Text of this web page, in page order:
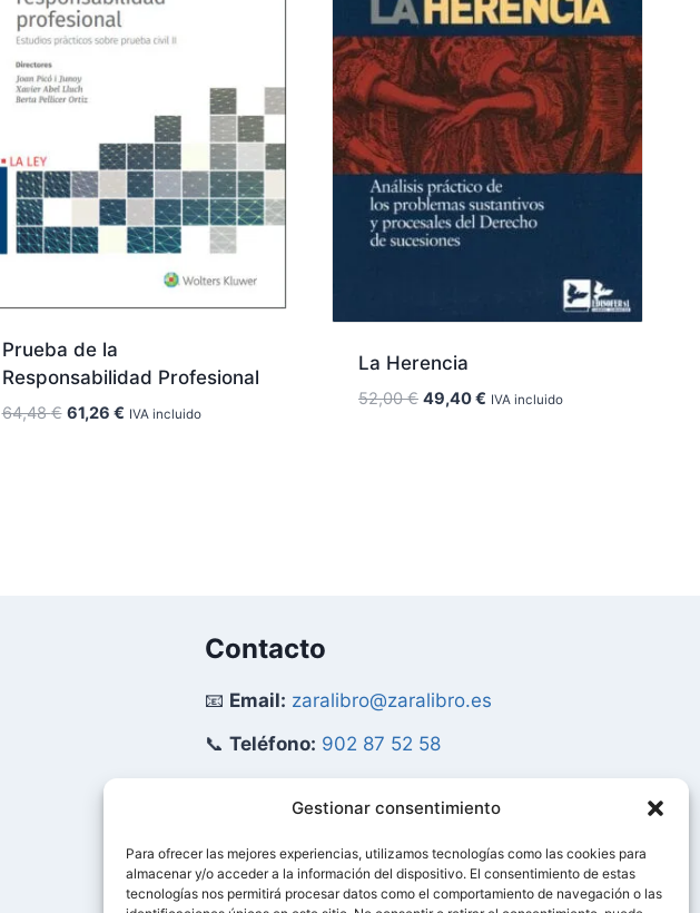
Gestionar consentimiento
Para ofrecer las mejores experiencias, utilizamos tecnologías como las cookies para
almacenar y/o acceder a la información del dispositivo. El consentimiento de estas
tecnologías nos permitirá procesar datos como el comportamiento de navegación o las
Prueba de la
Responsabilidad Profesional
64,48€ El
61,26 €ElIVA incluido
La Herencia
52,00€ El
49,40€ El
IVA incluido
Contacto
📧 Email: zaralibro@zaralibro.es
📞 Teléfono: 902 87 52 58
Mi Cuenta
👤Acceder / Mi Cuenta
🛒Ver Carrito